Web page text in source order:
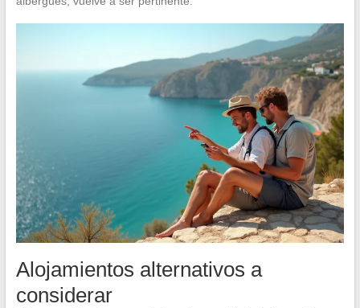
Alojamientos alternativos a
considerar